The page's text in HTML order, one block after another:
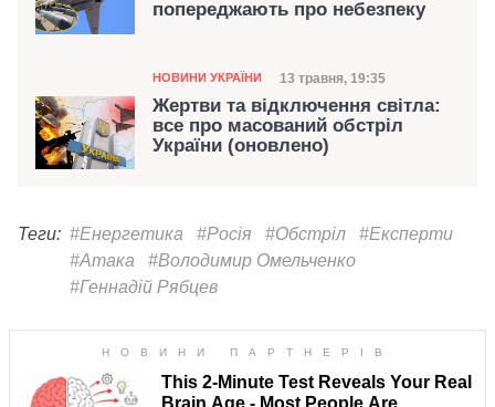
попереджають про небезпеку
Категорія
НОВИНИ УКРАЇНИ Дата публікації
13 травня, 19:35
Жертви та відключення світла:
все про масований обстріл
України (оновлено)
Теги: #Енергетика #Росія #Обстріл
#Експерти
#Атака
#Володимир Омельченко
#Геннадій Рябцев